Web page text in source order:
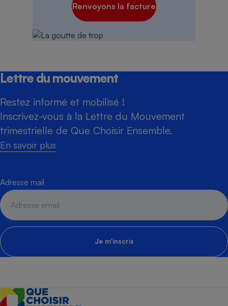
Renvoyons la facture
Lettre du mouvement
Restez informé et mobilisé !
Inscrivez-vous à la Lettre du Mouvement
trimestrielle de Que Choisir Ensemble.
En savoir plus
Adresse mail
Je m'inscris